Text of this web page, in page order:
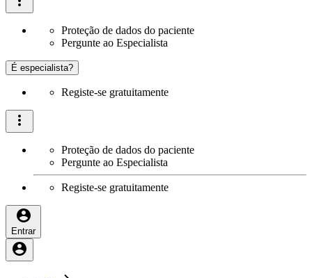
Proteção de dados do paciente
Pergunte ao Especialista
É especialista?
Registe-se gratuitamente
Proteção de dados do paciente
Pergunte ao Especialista
Registe-se gratuitamente
Entrar